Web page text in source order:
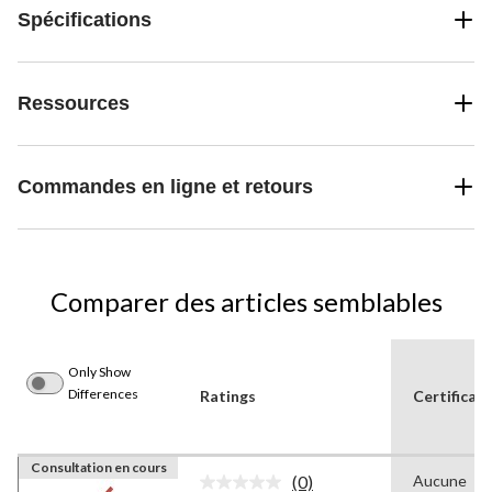
Spécifications
Ressources
Commandes en ligne et retours
Comparer des articles semblables
Only Show
Differences
Ratings
Consultation en cours
(0)
Aucune